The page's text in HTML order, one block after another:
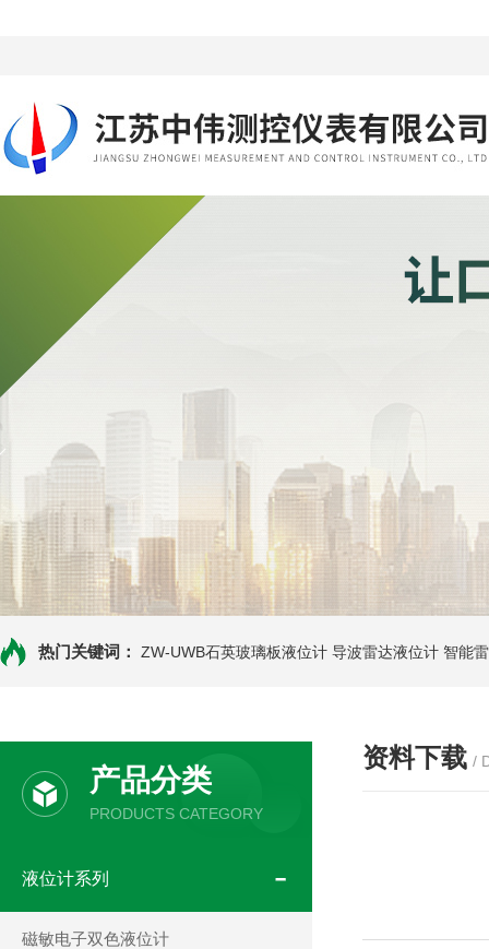
热门关键词： ZW-UWB石英玻璃板液位计 导波雷达液位计 智能
产品分类
PRODUCTS CATEGORY
液位计系列
磁敏电子双色液位计
资料下载 /